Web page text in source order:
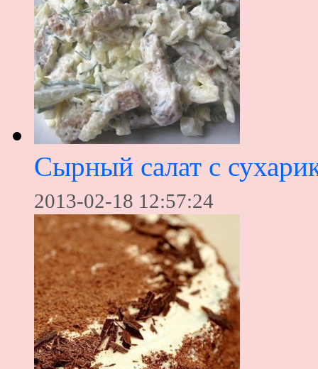
Сырный салат с
2013-02-18 12:57:24